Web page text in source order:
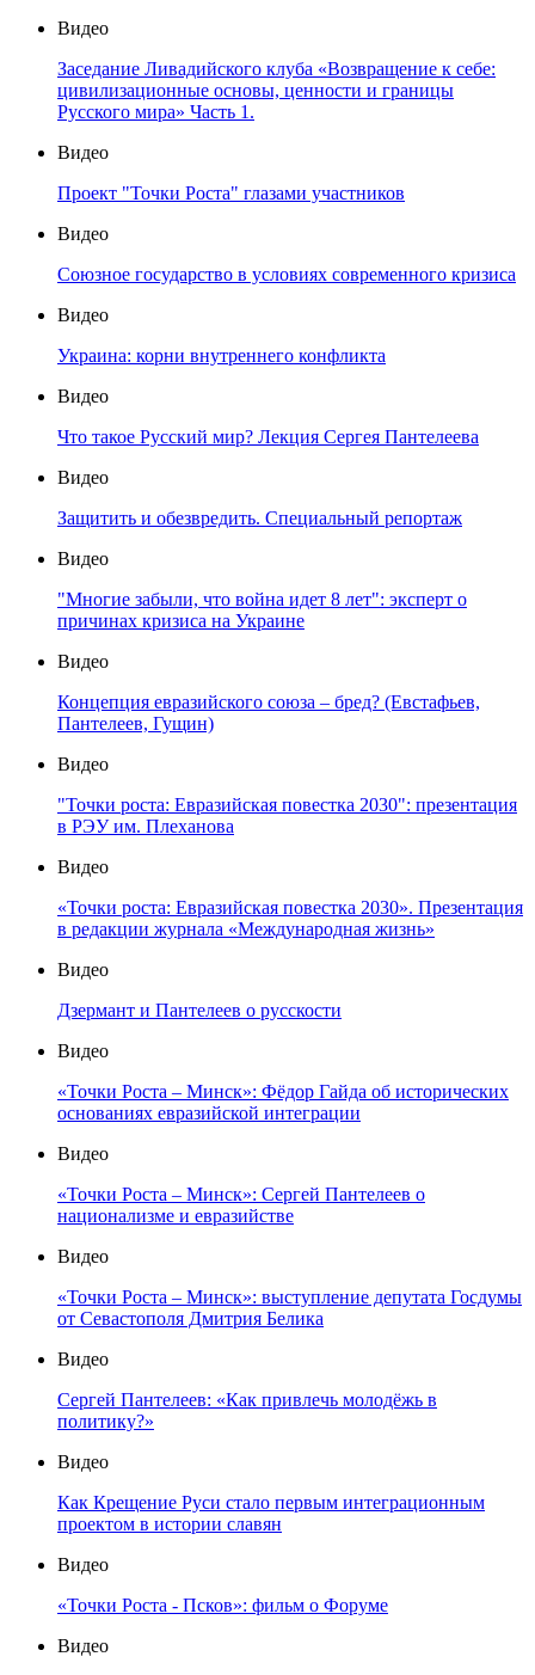
Видео
Заседание Ливадийского клуба «Возвращение к себе:
цивилизационные основы, ценности и границы
Русского мира» Часть 1.
Видео
Проект "Точки Роста" глазами участников
Видео
Союзное государство в условиях современного кризиса
Видео
Украина: корни внутреннего конфликта
Видео
Что такое Русский мир? Лекция Сергея Пантелеева
Видео
Защитить и обезвредить. Специальный репортаж
Видео
"Многие забыли, что война идет 8 лет": эксперт о
причинах кризиса на Украине
Видео
Концепция евразийского союза – бред? (Евстафьев,
Пантелеев, Гущин)
Видео
"Точки роста: Евразийская повестка 2030": презентация
в РЭУ им. Плеханова
Видео
«Точки роста: Евразийская повестка 2030». Презентация
в редакции журнала «Международная жизнь»
Видео
Дзермант и Пантелеев о русскости
Видео
«Точки Роста – Минск»: Фёдор Гайда об исторических
основаниях евразийской интеграции
Видео
«Точки Роста – Минск»: Сергей Пантелеев о
национализме и евразийстве
Видео
«Точки Роста – Минск»: выступление депутата Госдумы
от Севастополя Дмитрия Белика
Видео
Сергей Пантелеев: «Как привлечь молодёжь в
политику?»
Видео
Как Крещение Руси стало первым интеграционным
проектом в истории славян
Видео
«Точки Роста - Псков»: фильм о Форуме
Видео